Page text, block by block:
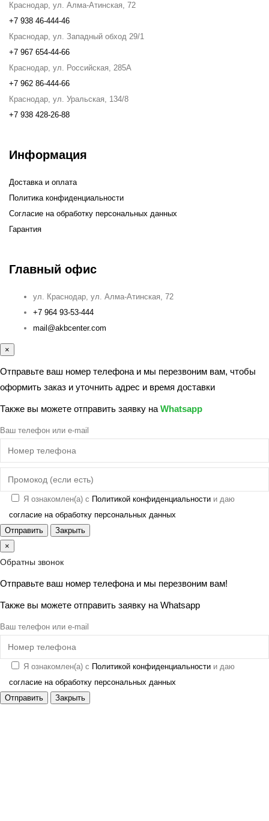
Краснодар, ул. Алма-Атинская, 72
+7 938 46-444-46
Краснодар, ул. Западный обход 29/1
+7 967 654-44-66
Краснодар, ул. Российская, 285А
+7 962 86-444-66
Краснодар, ул. Уральская, 134/8
+7 938 428-26-88
Информация
Доставка и оплата
Политика конфиденциальности
Согласие на обработку персональных данных
Гарантия
Главный офис
ул. Краснодар, ул. Алма-Атинская, 72
+7 964 93-53-444
mail@akbcenter.com
×
Отправьте ваш номер телефона и мы перезвоним вам, чтобы
оформить заказ и уточнить адрес и время доставки
Также вы можете отправить заявку на Whatsapp
Ваш телефон или e-mail
Я ознакомлен(а) с Политикой конфиденциальности и даю
согласие на обработку персональных данных
Отправить
Закрыть
×
Обратны звонок
Отправьте ваш номер телефона и мы перезвоним вам!
Также вы можете отправить заявку на Whatsapp
Ваш телефон или e-mail
Я ознакомлен(а) с Политикой конфиденциальности и даю
согласие на обработку персональных данных
Отправить
Закрыть